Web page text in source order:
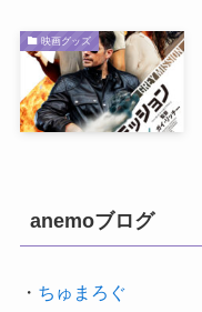
映画グッズ
anemoブログ
・ ちゅまろぐ